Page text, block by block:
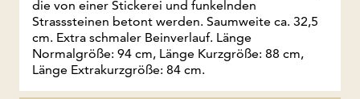
die von einer Stickerei und funkelnden
Strasssteinen betont werden. Saumweite ca. 32,5
cm. Extra schmaler Beinverlauf. Länge
Normalgröße: 94 cm, Länge Kurzgröße: 88 cm,
Länge Extrakurzgröße: 84 cm.